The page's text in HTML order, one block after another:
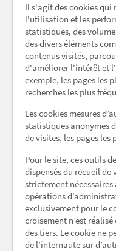
Il s'agit des cookies
l'utilisation et les
statistiques, des
des divers éléments
contenus visités,
d'améliorer l'intérêt et
exemple, les pages les
recherches les plus
Les cookies mesures
statistiques anonymes
de visites, les pages les
Pour le site, ces outils
dispensés du recueil
strictement
opérations
exclusivement pour le
croisement n’est
des tiers. Le cookie ne
de l’internaute sur